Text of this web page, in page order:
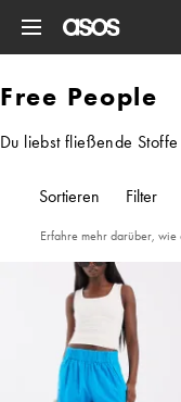
Free People
Du liebst fließende
Sortieren Filter
Erfahre mehr darüber,